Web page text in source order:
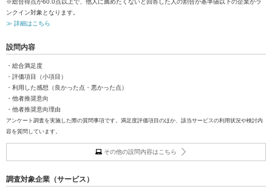
※総合得点が60.0点以上で、他人に薦めたくないと回答した人の割合が基準値以下の企業がラ
ンクイン対象となります。
≫ 詳細はこちら
設問内容
・総合満足度
・評価項目（小項目）
・利用した感想（良かった点・悪かった点）
・他者推奨意向
・他者推奨意向理由
アンケート調査を実施した際の質問事項です。満足度評価項目のほか、該当サービスの利用状況や検討内
容を質問しています。
その他の設問内容はこちら
調査対象企業（サービス）